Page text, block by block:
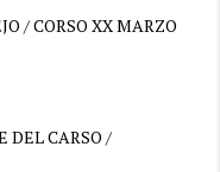
/ CORSO XX MARZO
DEL CARSO /